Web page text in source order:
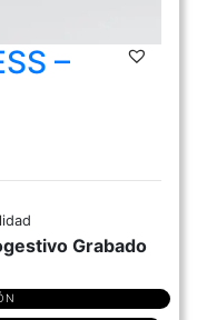
–
Grabado